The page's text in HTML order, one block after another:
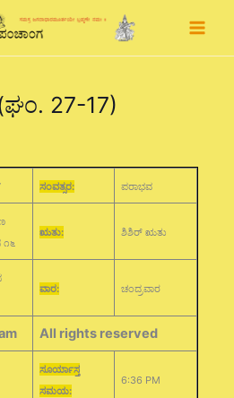
27-17)
ಸಂವತ್ಸರ: ಪರಾಭವ
೧೬
ಋತು: ಶಿಶಿರ್ ಋತು
ವಾರ: ಚಂದ್ರವಾರ
All rights reserved
ಸೂರ್ಯಾಸ್ತ
ಸಮಯ:
6:36 PM